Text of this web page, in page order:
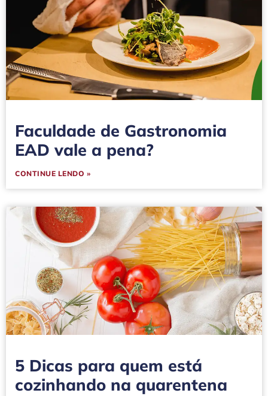
Faculdade de Gastronomia
EAD vale a pena?
CONTINUE LENDO »
5 Dicas para quem está
cozinhando na quarentena